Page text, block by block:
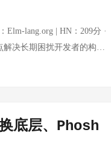
2026年的~35% 单台人形
主流整机厂小批量供货 科
深度画像。具备改写自身代
1/10的Token消耗实现超越
T2，打造双足人形机器人
力、旗舰级智能计算平台与
公司与艺人机构，敦促
纯AI生成曲目标签和AI辅
Elm-lang.org | HN：209分 ·
决长期困扰开发者的构建
专注于函数式编程的网页
修订版产品将配备可自行
户对可维护性的强烈诉
底层、Phosh